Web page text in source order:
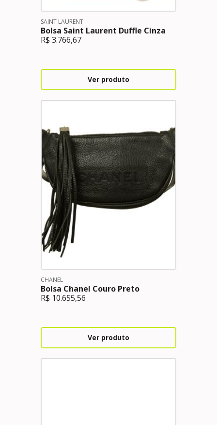
SAINT LAURENT
Bolsa Saint Laurent Duffle Cinza
R$ 3.766,67
Ver produto
CHANEL
Bolsa Chanel Couro Preto
R$ 10.655,56
Ver produto